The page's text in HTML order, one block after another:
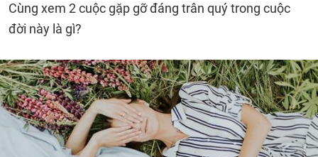
Cùng xem 2 cuộc gặp gỡ đáng trân quý trong cuộc
đời này là gì?